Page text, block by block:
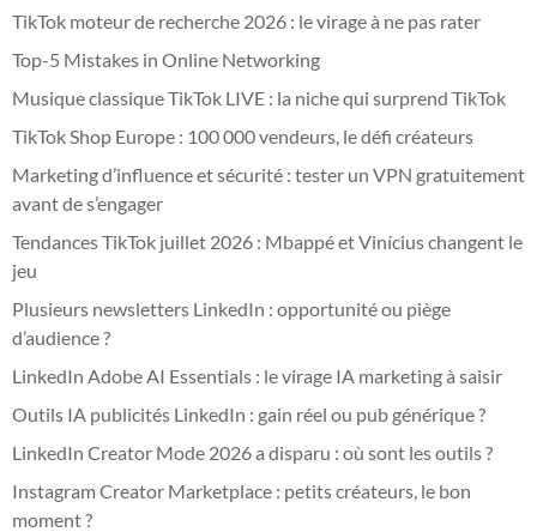
TikTok moteur de recherche 2026 : le virage à ne pas rater
Top-5 Mistakes in Online Networking
Musique classique TikTok LIVE : la niche qui surprend TikTok
TikTok Shop Europe : 100 000 vendeurs, le défi créateurs
Marketing d’influence et sécurité : tester un VPN gratuitement
avant de s’engager
Tendances TikTok juillet 2026 : Mbappé et Vinícius changent le
jeu
Plusieurs newsletters LinkedIn : opportunité ou piège
d’audience ?
LinkedIn Adobe AI Essentials : le virage IA marketing à saisir
Outils IA publicités LinkedIn : gain réel ou pub générique ?
LinkedIn Creator Mode 2026 a disparu : où sont les outils ?
Instagram Creator Marketplace : petits créateurs, le bon
moment ?